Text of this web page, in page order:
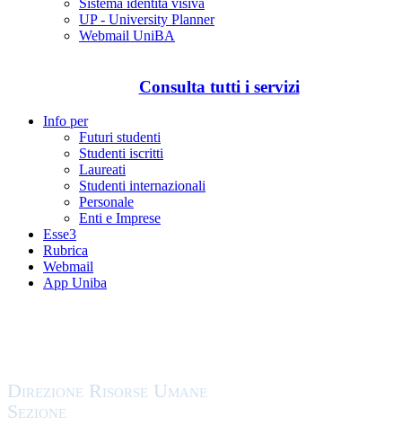
UP - University Planner
Webmail UniBA
Consulta tutti i servizi
Info per
Futuri studenti
Studenti iscritti
Laureati
Studenti internazionali
Personale
Enti e Imprese
Esse3
Rubrica
Webmail
App Uniba